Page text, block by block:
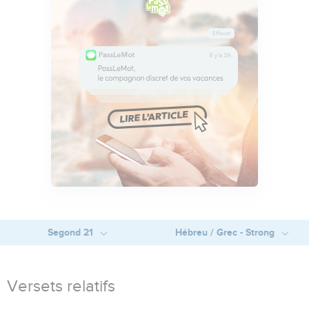
Segond 21 Hébreu / Grec - Strong
Versets relatifs